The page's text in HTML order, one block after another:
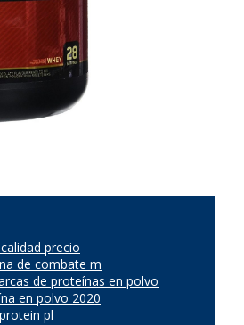
precio
de combate m
de proteínas en polvo
en polvo 2020
pl